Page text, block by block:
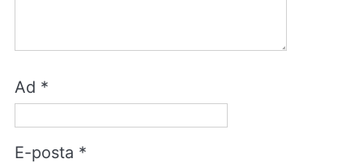
Ad *
E-posta *